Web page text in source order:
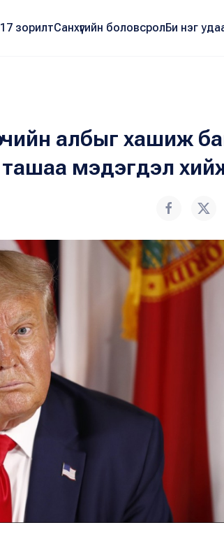
зорилтСанхүүгийн боловсролБи нэг
албыг хашиж
ташаа мэдэгдэл